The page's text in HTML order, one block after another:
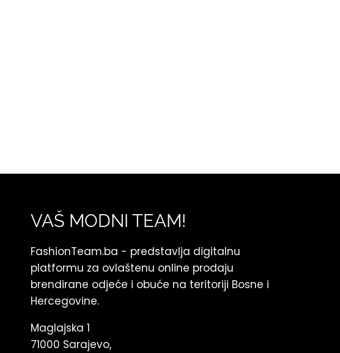
VAŠ MODNI TEAM!
FashionTeam.ba - predstavlja digitalnu
platformu za ovlaštenu online prodaju
brendirane odjeće i obuće na teritoriji Bosne i
Hercegovine.
Maglajska 1
71000 Sarajevo,